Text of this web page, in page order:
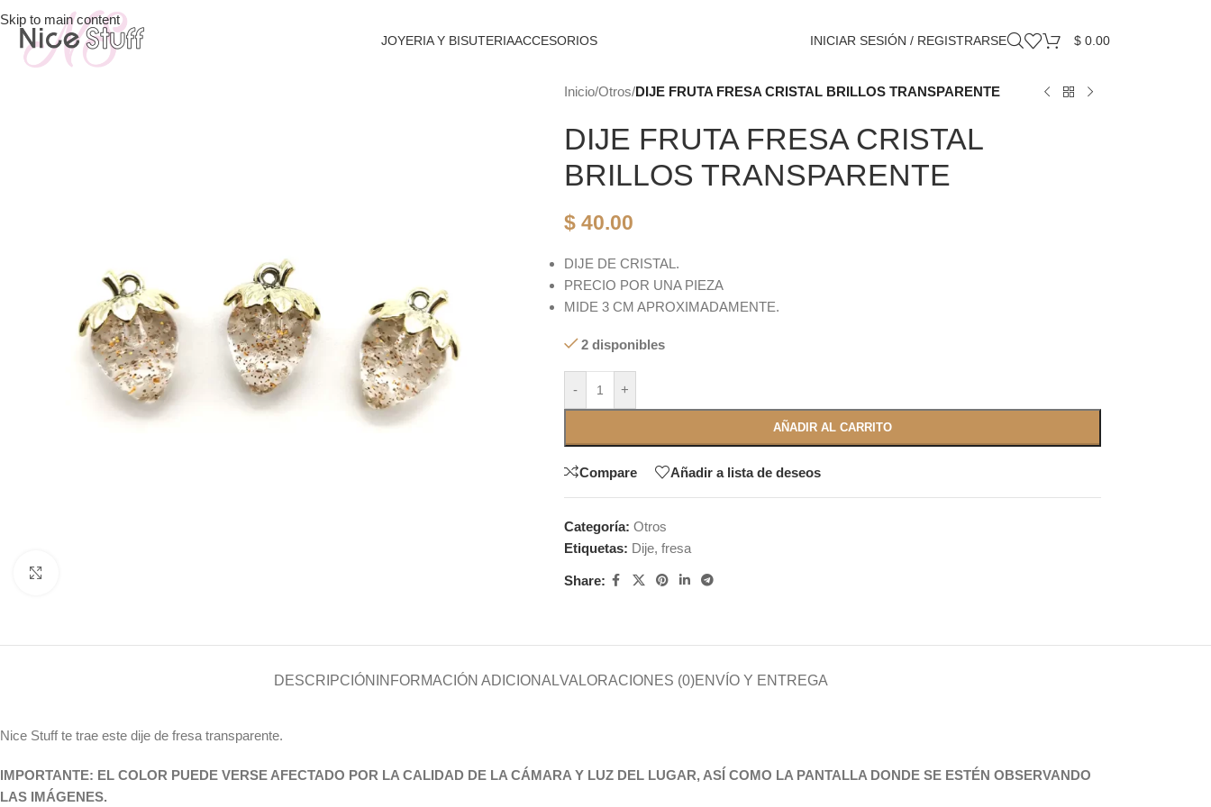
Skip to main content
JOYERIA Y BISUTERIAACCESORIOS INICIAR SESIÓN / REGISTRARSE $ 0.00
Inicio/Otros/DIJE FRUTA FRESA CRISTAL BRILLOS TRANSPARENTE
DIJE FRUTA FRESA CRISTAL
BRILLOS TRANSPARENTE
$40.00
DIJE DE CRISTAL.
PRECIO POR UNA PIEZA
MIDE 3 CM APROXIMADAMENTE.
2 disponibles
- +
AÑADIR AL CARRITO
Compare Añadir a lista de deseos
Categoría: Otros
Etiquetas: Dije, fresa
Share:
DESCRIPCIÓN INFORMACIÓN ADICIONALVALORACIONES (0)ENVÍO Y ENTREGA
Nice Stuff te trae este dije de fresa transparente.
IMPORTANTE: EL COLOR PUEDE VERSE AFECTADO POR LA CALIDAD DE LA CÁMARA Y LUZ DEL LUGAR, ASÍ COMO LA PANTALLA DONDE SE ESTÉN OBSERVANDO
LAS IMÁGENES.